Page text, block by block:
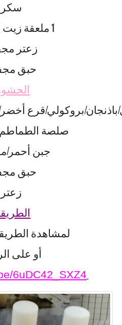
سكر
1 ملعقة زيت الزيتون
زعتر
حبق
بروكولي/قرع
صلصة
جبن أحمر/
حبق
زعتر
لمشاهدة
أو على
6uDC42_SXZ4